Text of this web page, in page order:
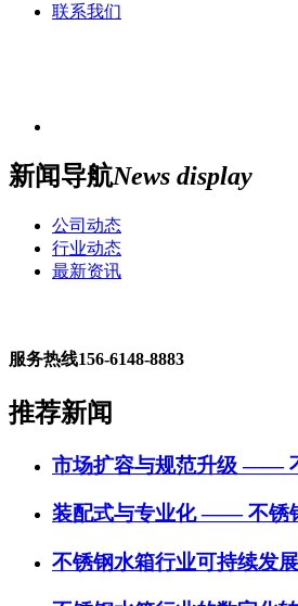
联系我们
新闻导航News display
公司动态
行业动态
最新资讯
服务热线156-6148-8883
推荐新闻
市场扩容与规范升级 ——
装配式与专业化 —— 不锈
不锈钢水箱行业可持续发